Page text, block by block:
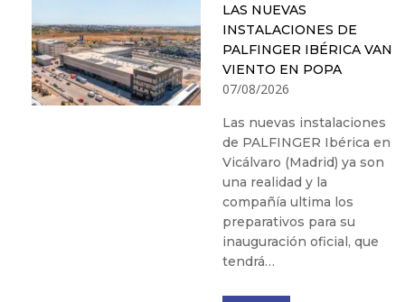
LAS NUEVAS
INSTALACIONES DE
PALFINGER IBÉRICA VAN
VIENTO EN POPA
07/08/2026
Las nuevas instalaciones
de PALFINGER Ibérica en
Vicálvaro (Madrid) ya son
una realidad y la
compañía ultima los
preparativos para su
inauguración oficial, que
tendrá…